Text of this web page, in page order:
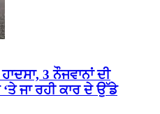
3 ਨੌਜਵਾਨਾਂ ਦੀ
ਜਾ ਰਹੀ ਕਾਰ ਦੇ ਉੱਡੇ